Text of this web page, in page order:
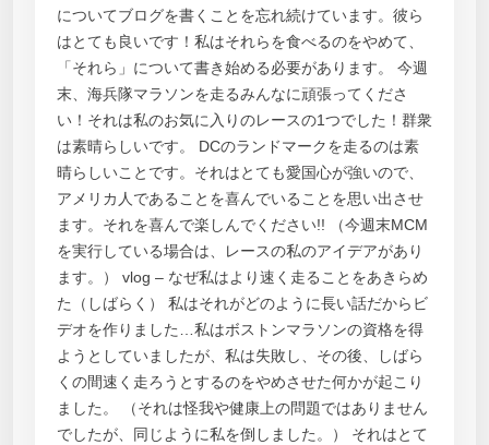
についてブログを書くことを忘れ続けています。彼ら
はとても良いです！私はそれらを食べるのをやめて、
「それら」について書き始める必要があります。 今週
末、海兵隊マラソンを走るみんなに頑張ってくださ
い！それは私のお気に入りのレースの1つでした！群衆
は素晴らしいです。 DCのランドマークを走るのは素
晴らしいことです。それはとても愛国心が強いので、
アメリカ人であることを喜んでいることを思い出させ
ます。それを喜んで楽しんでください!! （今週末MCM
を実行している場合は、レースの私のアイデアがあり
ます。） vlog – なぜ私はより速く走ることをあきらめ
た（しばらく） 私はそれがどのように長い話だからビ
デオを作りました…私はボストンマラソンの資格を得
ようとしていましたが、私は失敗し、その後、しばら
くの間速く走ろうとするのをやめさせた何かが起こり
ました。 （それは怪我や健康上の問題ではありません
でしたが、同じように私を倒しました。） それはとて